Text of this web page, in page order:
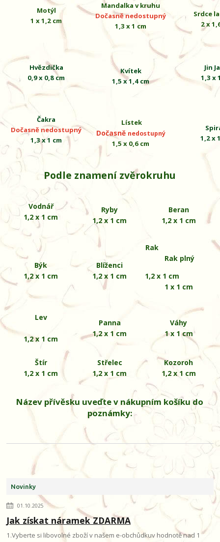
Novinky
01.10.2025
Jak získat náramek ZDARMA
1.Vyberte si libovolné zboží v našem e-obchůdkuv hodnotě nad 1
Motýl
1 x 1,2 cm
Mandalka v kruhu
Dočasně nedostupný
1,3 x 1 cm
Srdce
2 x
Hvězdička
0,9 x 0,8 cm
Kvítek
1,5 x 1,4 cm
Jin
1,3 x
Čakra
Dočasně nedostupný
1,3 x 1 cm
Lístek
Dočasně nedostupný
1,5 x 0,6 cm
1,2 x
Podle znamení zvěrokruhu
Vodnář
1,2 x 1 cm
Ryby
1,2 x 1 cm
Beran
1,2 x 1 cm
Býk
1,2 x 1 cm
Blíženci
1,2 x 1 cm
Rak
Rak plný
1,2 x 1 cm
1 x 1 cm
Lev
1,2 x 1 cm
Panna
1,2 x 1 cm
Váhy
1 x 1 cm
Štír
1,2 x 1 cm
Střelec
1,2 x 1 cm
Kozoroh
1,2 x 1 cm
Název přívěsku uveďte v nákupním košíku do
poznámky: